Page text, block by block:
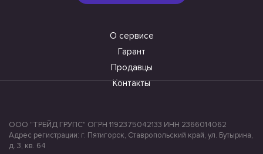
О сервисе
Гарант
Продавцы
Контакты
ООО "ТРЕЙД ГРУПС" ОГРН 1192375042133 ИНН 2366014062
Адрес регистрации: г. Пятигорск, Ставропольский край, ул. Бутырина,
д. 3, кв. 64